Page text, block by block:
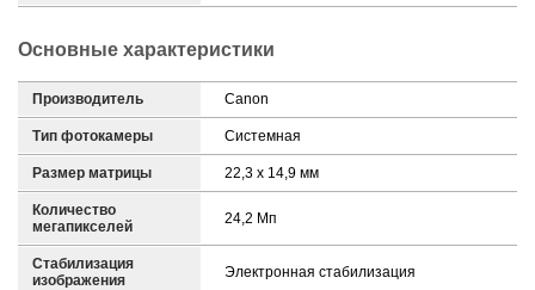
Основные характеристики
Производитель Canon
Тип фотокамеры Системная
Размер матрицы 22,3 x 14,9 мм
Количество
мегапикселей
24,2 Mп
Стабилизация
изображения
Электронная стабилизация